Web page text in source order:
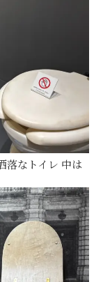
落なトイレ 中は